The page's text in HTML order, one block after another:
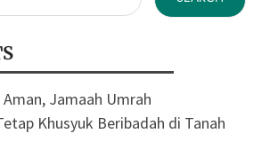
Jamaah Umrah
Khusyuk Beribadah di Tanah